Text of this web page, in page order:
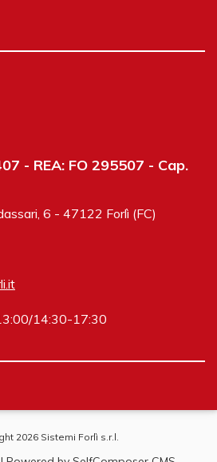
- REA: FO 295507 - Cap.
6 - 47122 Forlì (FC)
14:30-17:30
2026 Sistemi Forlì s.r.l.